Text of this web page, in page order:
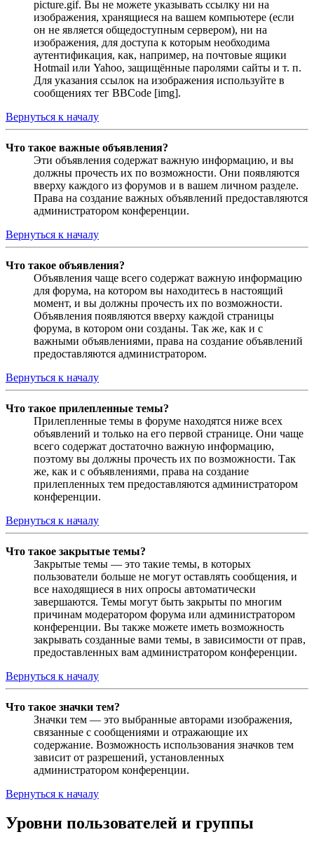
picture.gif. Вы не можете указывать ссылку ни на
изображения, хранящиеся на вашем компьютере (если
он не является общедоступным сервером), ни на
изображения, для доступа к которым необходима
аутентификация, как, например, на почтовые ящики
Hotmail или Yahoo, защищённые паролями сайты и т. п.
Для указания ссылок на изображения используйте в
сообщениях тег BBCode [img].
Вернуться к началу
Что такое важные объявления?
Эти объявления содержат важную информацию, и вы
должны прочесть их по возможности. Они появляются
вверху каждого из форумов и в вашем личном разделе.
Права на создание важных объявлений предоставляются
администратором конференции.
Вернуться к началу
Что такое объявления?
Объявления чаще всего содержат важную информацию
для форума, на котором вы находитесь в настоящий
момент, и вы должны прочесть их по возможности.
Объявления появляются вверху каждой страницы
форума, в котором они созданы. Так же, как и с
важными объявлениями, права на создание объявлений
предоставляются администратором.
Вернуться к началу
Что такое прилепленные темы?
Прилепленные темы в форуме находятся ниже всех
объявлений и только на его первой странице. Они чаще
всего содержат достаточно важную информацию,
поэтому вы должны прочесть их по возможности. Так
же, как и с объявлениями, права на создание
прилепленных тем предоставляются администратором
конференции.
Вернуться к началу
Что такое закрытые темы?
Закрытые темы — это такие темы, в которых
пользователи больше не могут оставлять сообщения, и
все находящиеся в них опросы автоматически
завершаются. Темы могут быть закрыты по многим
причинам модератором форума или администратором
конференции. Вы также можете иметь возможность
закрывать созданные вами темы, в зависимости от прав,
предоставленных вам администратором конференции.
Вернуться к началу
Что такое значки тем?
Значки тем — это выбранные авторами изображения,
связанные с сообщениями и отражающие их
содержание. Возможность использования значков тем
зависит от разрешений, установленных
администратором конференции.
Вернуться к началу
Уровни пользователей и группы